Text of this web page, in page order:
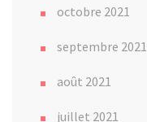
octobre 2021
septembre 2021
août 2021
juillet 2021